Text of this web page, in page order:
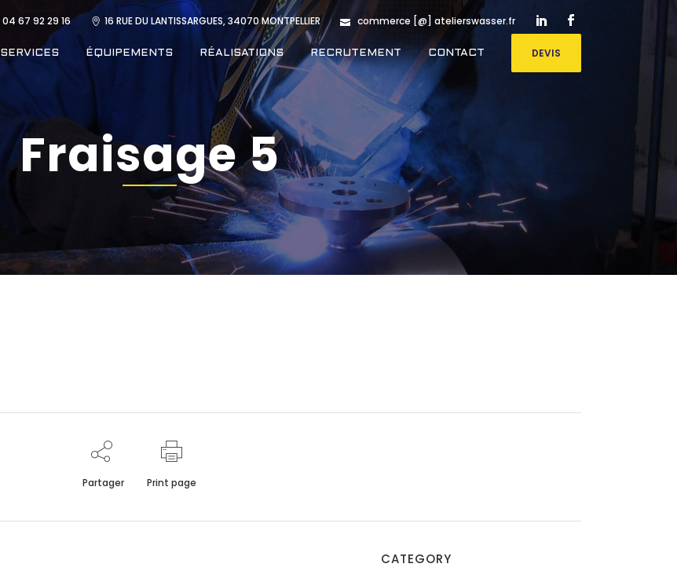
04 67 92 29 16 16 RUE DU LANTISSARGUES, 34070 MONTPELLIER commerce [@] atelierswasser.fr
DEVIS
SERVICES ÉQUIPEMENTS RÉALISATIONS RECRUTEMENT CONTACT
Fraisage 5
Partager Print page
CATEGORY